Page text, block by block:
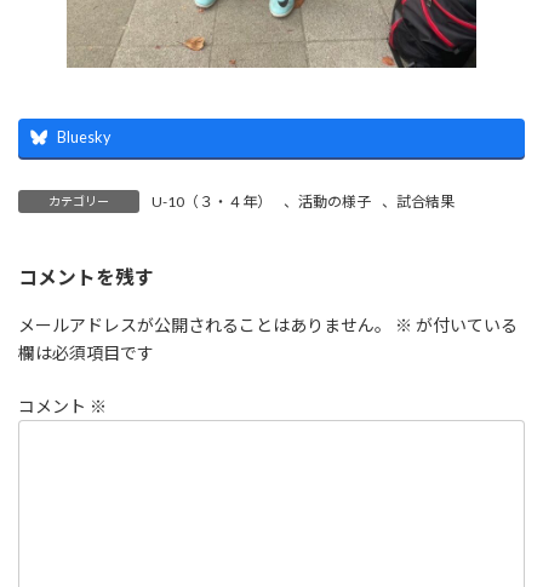
Bluesky
カテゴリー U-10（３・４年） 、 活動の様子 、試合結果
コメントを残す
メールアドレスが公開されることはありません。 ※ が付いている
欄は必須項目です
コメント ※